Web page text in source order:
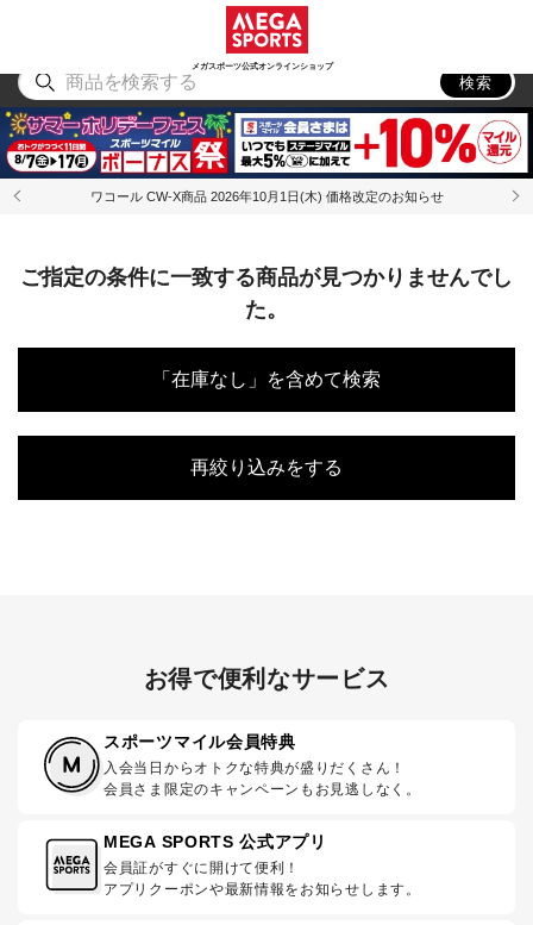
メガスポーツ公式オンラインショップ
アウトドア
検索
ワコール CW-X商品 2026年10月1日(木) 価格改定のお知らせ
ご指定の条件に一致する商品が見つかりませんでし
た。
「在庫なし」を含めて検索
再絞り込みをする
お得で便利なサービス
スポーツマイル会員特典
入会当日からオトクな特典が盛りだくさん！
会員さま限定のキャンペーンもお見逃しなく。
MEGA SPORTS 公式アプリ
会員証がすぐに開けて便利！
アプリクーポンや最新情報をお知らせします。